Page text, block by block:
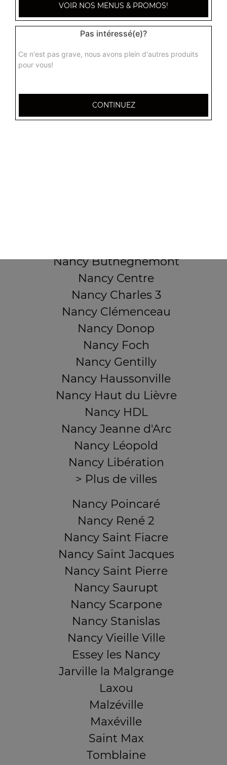
32 AVENUE DU 20E CORPS
54000 NANCY
Nancy Buthégnemont
Nancy Centre
Nancy Charles 3
Nancy Clémenceau
Nancy Donop
Nancy Foch
Nancy Gentilly
Nancy Haussonville
Nancy Haut du Lièvre
Nancy HDL
Nancy Jeanne d'Arc
Nancy Léopold
Nancy Libération
> Plus de villes
Nancy Poincaré
Nancy René 2
Nancy Saint Fiacre
Nancy Saint Jacques
Nancy Saint Pierre
Nancy Saurupt
Nancy Scarpone
Nancy Stanislas
Nancy Vieille Ville
Essey les Nancy
Jarville la Malgrange
Laxou
Malzéville
Maxéville
Saint Max
Tomblaine
VOIR NOS MENUS & PROMOS!
Pas intéressé(e)?
Ce n'est pas grave, nous avons plein d'autres produits
pour vous!
CONTINUEZ